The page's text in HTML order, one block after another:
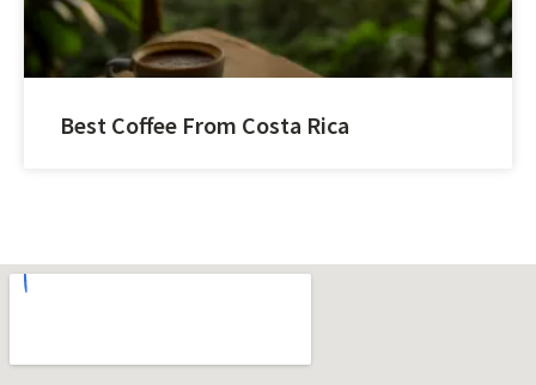
Best Coffee From Costa Rica